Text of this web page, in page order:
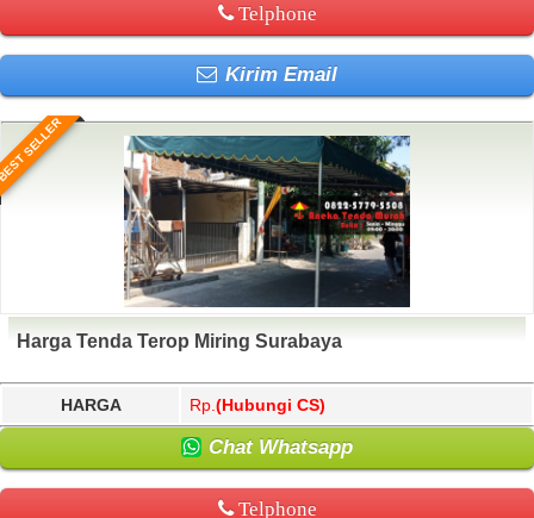
Telphone
Kirim Email
SELLER
Harga Tenda Terop Miring Surabaya
HARGA Rp. (Hubungi CS)
Chat Whatsapp
Telphone